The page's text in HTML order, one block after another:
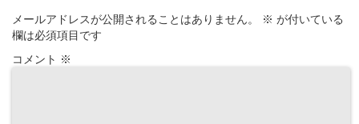
メールアドレスが公開されることはありません。 ※ が付いている
欄は必須項目です
コメント ※